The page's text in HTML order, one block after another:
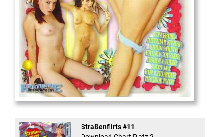
And Confused #8 - ...
Straßenflirts #11